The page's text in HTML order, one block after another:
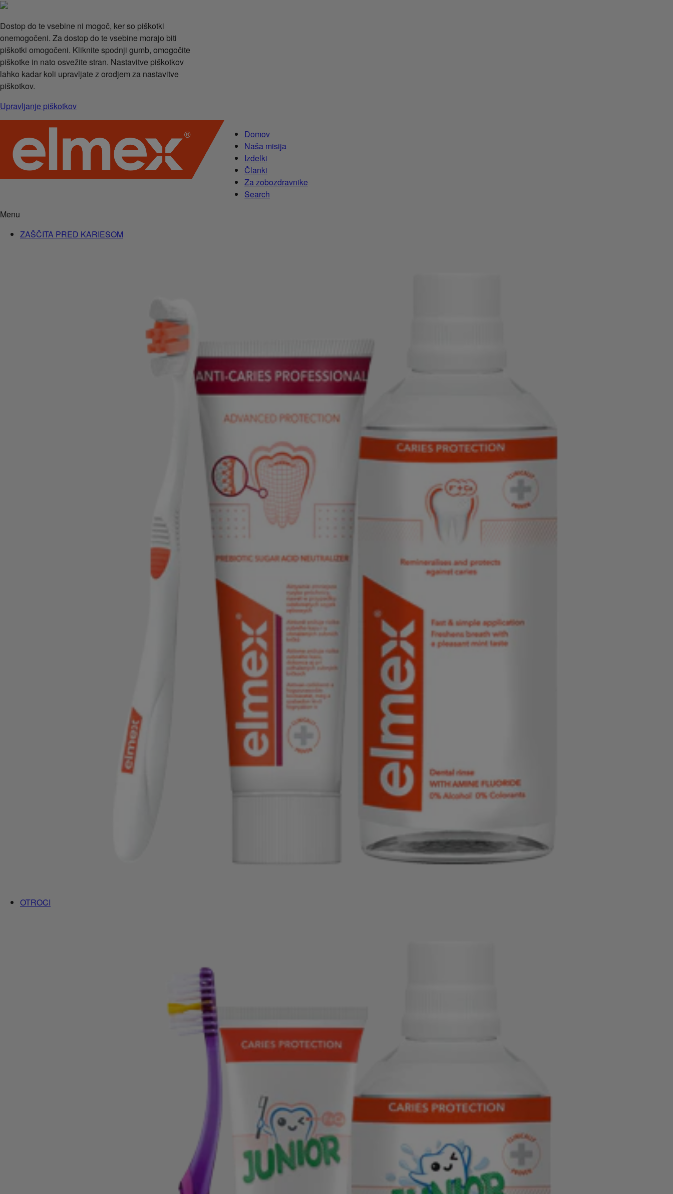
Dostop do te vsebine ni mogoč, ker so piškotki
onemogočeni. Za dostop do te vsebine morajo biti
piškotki omogočeni. Kliknite spodnji gumb, omogočite
piškotke in nato osvežite stran. Nastavitve piškotkov
lahko kadar koli upravljate z orodjem za nastavitve
piškotkov.
Upravljanje piškotkov
Domov
Naša misija
Izdelki
Članki
Za zobozdravnike
Search
Menu
ZAŠČITA PRED KARIESOM
OTROCI